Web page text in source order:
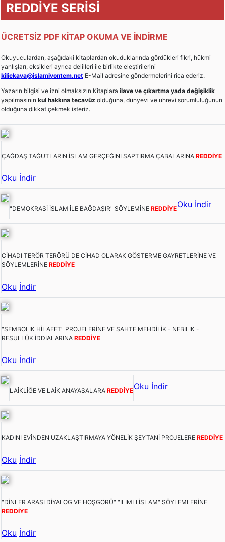
REDDİYE SERİSİ
ÜCRETSİZ PDF KİTAP OKUMA VE İNDİRME
Okuyuculardan, aşağıdaki kitaplardan okuduklarında gördükleri fikri, hükmi
yanlışları, eksikleri ayrıca delilleri ile birlikte eleştirilerini
kilickaya@islamiyontem.net E-Mail adresine göndermelerini rica ederiz.
Yazarın bilgisi ve izni olmaksızın Kitaplara ilave ve çıkartma yada değişiklik
yapılmasının kul hakkına tecavüz olduğuna, dünyevi ve uhrevi sorumluluğunun
olduğuna dikkat çekmek isteriz.
ÇAĞDAŞ TAĞUTLARIN İSLAM GERÇEĞİNİ SAPTIRMA ÇABALARINA REDDİYE
Oku İndir
"DEMOKRASİ İSLAM İLE BAĞDAŞIR" SÖYLEMİNE REDDİYEOku İndir
CİHADI TERÖR TERÖRÜ DE CİHAD OLARAK GÖSTERME GAYRETLERİNE VE
SÖYLEMLERİNE REDDİYE
Oku İndir
"SEMBOLİK HİLAFET" PROJELERİNE VE SAHTE MEHDİLİK - NEBİLİK -
RESULLÜK İDDİALARINA REDDİYE
Oku İndir
LAİKLİĞE VE LAİK ANAYASALARA REDDİYEOku İndir
KADINI EVİNDEN UZAKLAŞTIRMAYA YÖNELİK ŞEYTANİ PROJELERE REDDİYE
Oku İndir
"DİNLER ARASI DİYALOG VE HOŞGÖRÜ" "ILIMLI İSLAM" SÖYLEMLERİNE
REDDİYE
Oku İndir